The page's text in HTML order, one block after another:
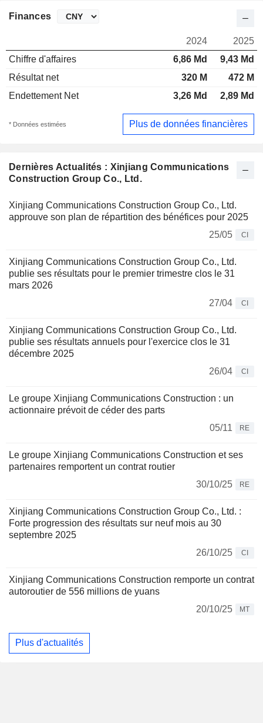
Dernières Actualités : Xinjiang Communications
Construction Group Co., Ltd.
Xinjiang Communications Construction Group Co., Ltd.
approuve son plan de répartition des bénéfices pour 2025
25/05
CI
Xinjiang Communications Construction Group Co., Ltd.
publie ses résultats pour le premier trimestre clos le 31
mars 2026
27/04
CI
Xinjiang Communications Construction Group Co., Ltd.
publie ses résultats annuels pour l'exercice clos le 31
décembre 2025
26/04
CI
Le groupe Xinjiang Communications Construction : un
actionnaire prévoit de céder des parts
05/11
RE
Le groupe Xinjiang Communications Construction et ses
partenaires remportent un contrat routier
30/10/25
RE
Xinjiang Communications Construction Group Co., Ltd. :
Forte progression des résultats sur neuf mois au 30
septembre 2025
26/10/25
CI
Xinjiang Communications Construction remporte un contrat
autoroutier de 556 millions de yuans
20/10/25
MT
Plus d'actualités
Finances
2024
2025
Chiffre d'affaires
6,86 Md
9,43 Md
Résultat net
320 M
472 M
Endettement Net
3,26 Md 2,89 Md
* Données estimées Plus de données financières